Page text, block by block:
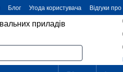
Блог Угода користувача Відгуки
приладів